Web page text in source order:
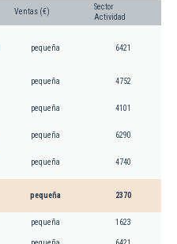
Ventas (€)
Sector
Actividad
pequeña 6421
pequeña 4752
pequeña 4101
pequeña 6290
pequeña 4740
pequeña 2370
pequeña 1623